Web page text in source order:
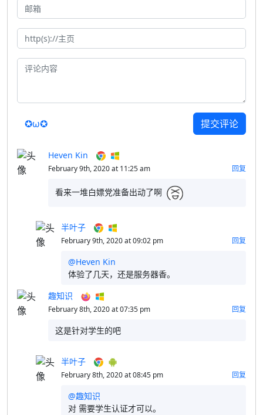
✪ω✪ 提交评论
Heven Kin
February 9th, 2020 at 11:25 am 回复
看来一堆白嫖党准备出动了啊
半叶子
February 9th, 2020 at 09:02 pm 回复
@Heven Kin
体验了几天，还是服务器香。
趣知识
February 8th, 2020 at 07:35 pm 回复
这是针对学生的吧
半叶子
February 8th, 2020 at 08:45 pm 回复
@趣知识
对 需要学生认证才可以。